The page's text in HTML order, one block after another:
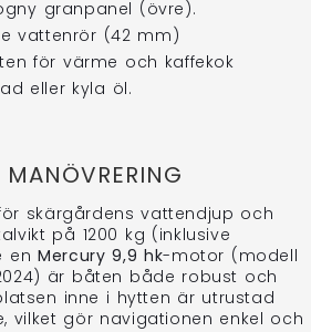
granpanel (övre).
vattenrör (42 mm)
för värme och kaffekok
eller kyla öl.
skärgårdens vattendjup och
på 1200 kg (inklusive
enMercury 9,9 hk-motor (modell
är båten både robust och
inne i hytten är utrustad
vilket gör navigationen enkel och